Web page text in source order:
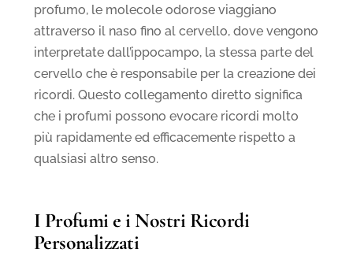
profumo, le molecole odorose viaggiano
attraverso il naso fino al cervello, dove vengono
interpretate dall’ippocampo, la stessa parte del
cervello che è responsabile per la creazione dei
ricordi. Questo collegamento diretto significa
che i profumi possono evocare ricordi molto
più rapidamente ed efficacemente rispetto a
qualsiasi altro senso.
I Profumi e i Nostri Ricordi
Personalizzati